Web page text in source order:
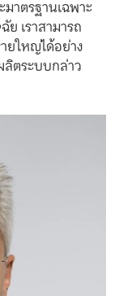
าตรฐานเฉพาะ
เราสามารถ
ยใหญ่ได้อย่าง
ลิตระบบกล่าว